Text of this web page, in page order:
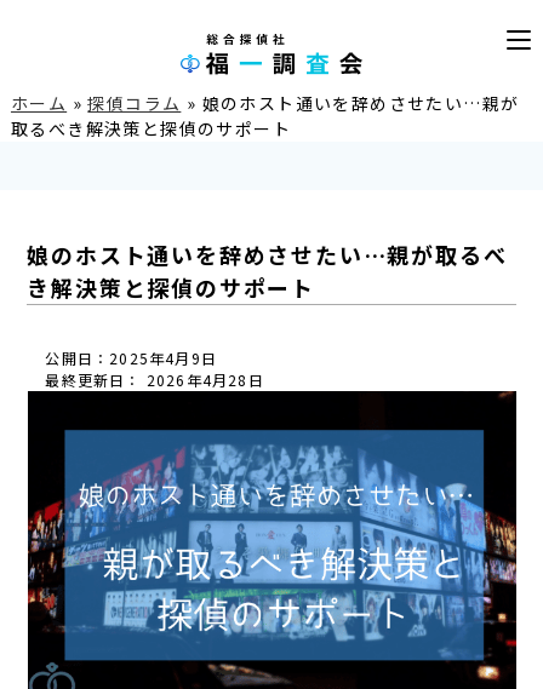
ホーム »探偵コラム » 娘のホスト通いを辞めさせたい…親が
取るべき解決策と探偵のサポート
娘のホスト通いを辞めさせたい…親が取るべ
き解決策と探偵のサポート
公開日：2025年4月9日
最終更新日： 2026年4月28日